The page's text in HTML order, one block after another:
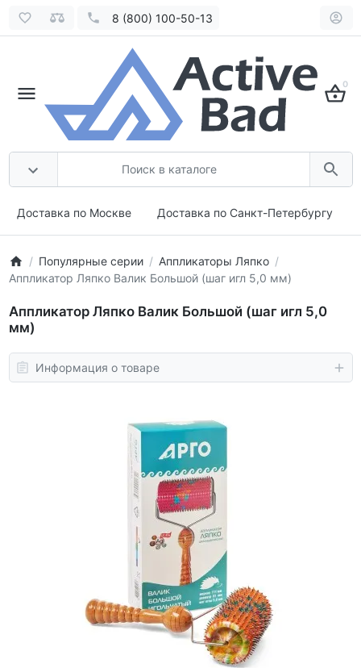
8 (800) 100-50-13
0
Доставка по Москве Доставка по Санкт-Петербургу
Популярные серии
Аппликаторы Ляпко
Аппликатор Ляпко Валик Большой (шаг игл 5,0 мм)
Аппликатор Ляпко Валик Большой (шаг игл 5,0
мм)
Информация о товаре